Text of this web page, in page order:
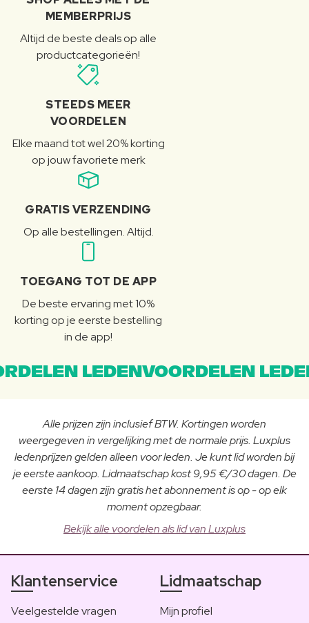
MEMBERPRIJS
Altijd de beste deals op alle
productcategorieën!
STEEDS MEER
VOORDELEN
Elke maand tot wel 20% korting
op jouw favoriete merk
GRATIS VERZENDING
Op alle bestellingen. Altijd.
TOEGANG TOT DE APP
De beste ervaring met 10%
korting op je eerste bestelling
in de app!
LEDENVOORDELEN
Alle prijzen zijn inclusief BTW. Kortingen worden
weergegeven in vergelijking met de normale prijs. Luxplus
ledenprijzen gelden alleen voor leden. Je kunt lid worden bij
je eerste aankoop. Lidmaatschap kost 9,95 €/30 dagen. De
eerste 14 dagen zijn gratis het abonnement is op - op elk
moment opzegbaar.
Bekijk alle voordelen als lid van Luxplus
Klantenservice
Veelgestelde vragen
Lidmaatschap
Mijn profiel